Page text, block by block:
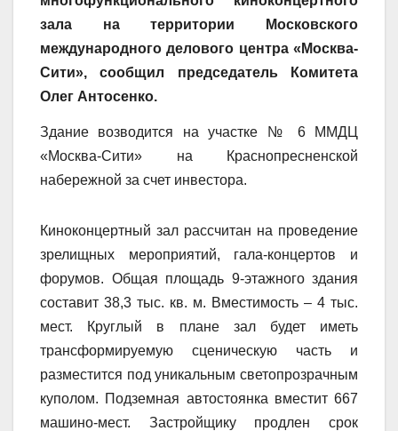
зала на территории Московского
международного делового центра «Москва-
Сити», сообщил председатель Комитета
Олег Антосенко.
Здание возводится на участке № 6 ММДЦ
«Москва-Сити» на Краснопресненской
набережной за счет инвестора.
Киноконцертный зал рассчитан на проведение
зрелищных мероприятий, гала-концертов и
форумов. Общая площадь 9-этажного здания
составит 38,3 тыс. кв. м. Вместимость – 4 тыс.
мест. Круглый в плане зал будет иметь
трансформируемую сценическую часть и
разместится под уникальным светопрозрачным
куполом. Подземная автостоянка вместит 667
машино-мест. Застройщику продлен срок